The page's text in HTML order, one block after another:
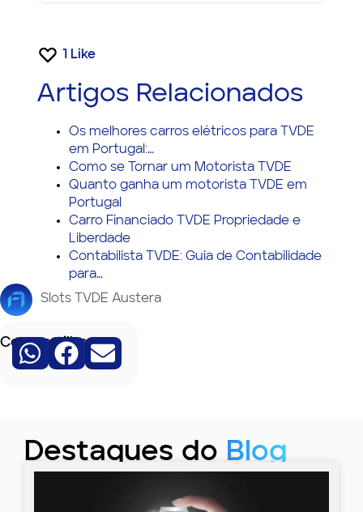
1 Like
Artigos Relacionados
Os melhores carros elétricos para TVDE
em Portugal:…
Como se Tornar um Motorista TVDE
Quanto ganha um motorista TVDE em
Portugal
Carro Financiado TVDE Propriedade e
Liberdade
Contabilista TVDE: Guia de Contabilidade
para…
Slots TVDE Austera
Compartilhe:
Destaques do Blog